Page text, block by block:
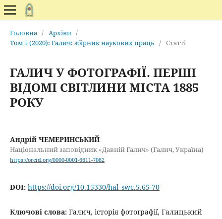
Головна / Архіви /
Том 5 (2020): Галич: збірник наукових праць / Статті
ГАЛИЧ У ФОТОГРАФІЇ. ПЕРШІ
ВІДОМІ СВІТЛИНИ МІСТА 1885
РОКУ
Андрій ЧЕМЕРИНСЬКИЙ
Національний заповідник «Давній Галич» (Галич, Україна)
https://orcid.org/0000-0001-6611-7082
DOI: https://doi.org/10.15330/hal_swc.5.65-70
Ключові слова: Галич, історія фотографії, Галицький